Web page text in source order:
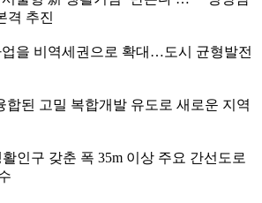
격 추진
을 비역세권으로 확대…도시 균형발전
합된 고밀 복합개발 유도로 새로운 지역
인구 갖춘 폭 35m 이상 주요 간선도로